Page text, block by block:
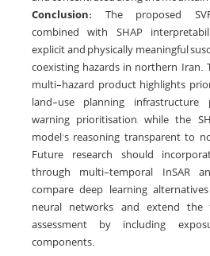
Conclusion: The proposed
combined with SHAP
explicit and physically meaningful
coexisting hazards in northern Iran.
multi-hazard product highlights
land-use planning,
warning prioritisation, while the
model's reasoning transparent to
Future research should
through multi-temporal InSAR
compare deep learning
neural networks, and extend
assessment by including
components.